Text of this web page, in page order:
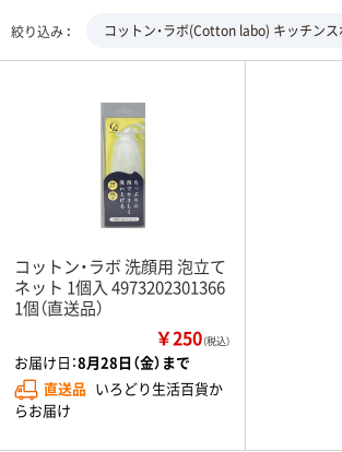
絞り込み コットン・ラボ(Cotton labo) キッチン
コットン・ラボ 洗顔用 泡立て
ネット 1個入 4973202301366
1個（直送品）
￥250（税込）
お届け日：8月28日（金）まで
直送品 いろどり生活百貨か
らお届け